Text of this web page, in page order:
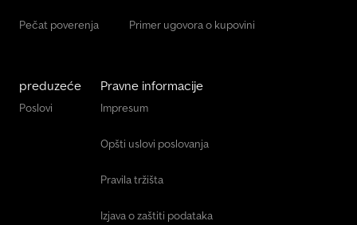
Pečat poverenja Primer ugovora o kupovini
preduzeće
Poslovi
Pravne informacije
Impresum
Opšti uslovi poslovanja
Pravila tržišta
Izjava o zaštiti podataka